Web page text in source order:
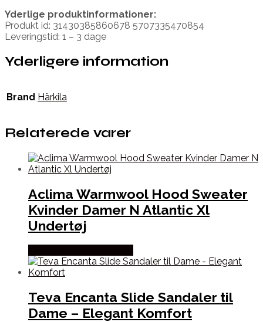
Yderlige produktinformationer:
Produkt id: 31430385860678 5707335470854
Leveringstid: 1 – 3 dage
Yderligere information
Brand Härkila
Relaterede varer
Aclima Warmwool Hood Sweater
Kvinder Damer N Atlantic Xl
Undertøj
Teva Encanta Slide Sandaler til
Dame – Elegant Komfort